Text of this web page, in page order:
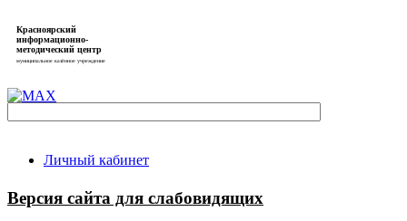
Красноярский
информационно-
методический центр
муниципальное казённое учреждение
Личный кабинет
Версия сайта для слабовидящих